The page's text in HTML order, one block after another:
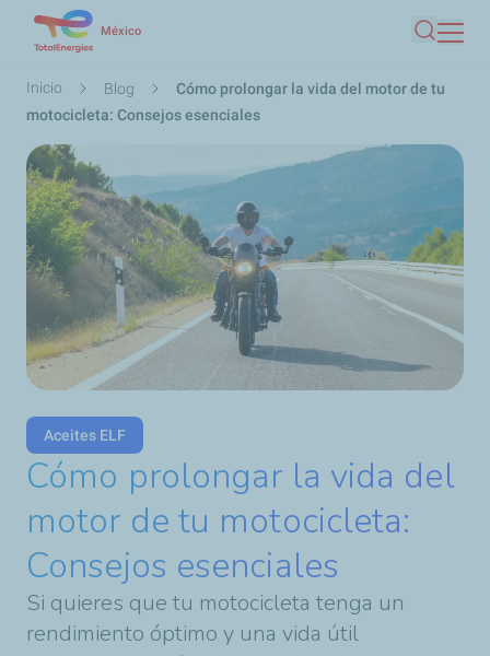
contenido
principal
México
Buscar
Ruta
de
navegación
Inicio Blog
Cómo prolongar la vida del motor de tu
motocicleta: Consejos esenciales
Aceites ELF
Cómo prolongar la vida del
motor de tu motocicleta:
Consejos esenciales
Si quieres que tu motocicleta tenga un
rendimiento óptimo y una vida útil